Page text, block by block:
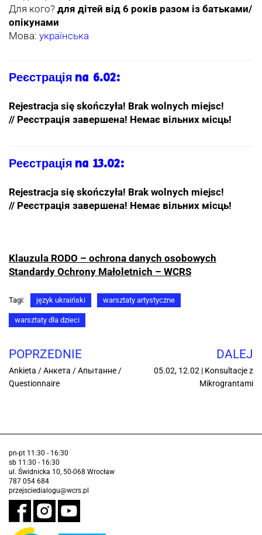
Для кого? для дітей від 6 років разом із батьками/
опікунами
Мова: українська
Реєстрація na 6.02:
Rejestracja się skończyła! Brak wolnych miejsc!
// Реєстрація завершена! Немає вільних місць!
Реєстрація na 13.02:
Rejestracja się skończyła! Brak wolnych miejsc!
// Реєстрація завершена! Немає вільних місць!
Klauzula RODO – ochrona danych osobowych
Standardy Ochrony Małoletnich – WCRS
Tagi: język ukraiński warsztaty artystyczne
warsztaty dla dzieci
POPRZEDNIE
Ankieta / Анкета / Апытанне /
Questionnaire
DALEJ
05.02, 12.02 | Konsultacje z
Mikrograntami
pn-pt 11:30 - 16:30
sb 11:30 - 16:30
ul. Świdnicka 10, 50-068 Wrocław
787 054 684
przejsciedialogu@wcrs.pl